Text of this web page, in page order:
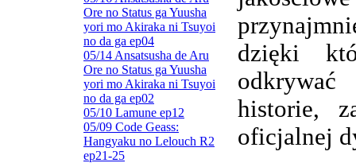
Ore no Status ga Yuusha
yori mo Akiraka ni Tsuyoi
no da ga ep04
05/14 Ansatsusha de Aru
Ore no Status ga Yuusha
yori mo Akiraka ni Tsuyoi
no da ga ep02
05/10 Lamune ep12
05/09 Code Geass:
Hangyaku no Lelouch R2
ep21-25
dzięki
historie,
oficjalnej